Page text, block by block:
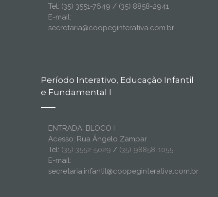
Tel: (35) 3551-7649 / (35) 8858-2941
E-mail:
secretaria@coopeginterativa.com.br
Período Interativo, Educação Infantil
e Fundamental I
ENTRADA: BLOCO I
Acesso: Rua Ângelo Zampar
Tel: (35) 3552-5029 / (35) 98858-1055
E-mail:
secretaria.infantil@coopeginterativa.com.br